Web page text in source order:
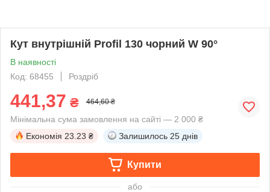
Кут внутрішній Profil 130 чорний W 90°
В наявності
Код: 68455
Роздріб
441,37 ₴ 464,60 ₴
Мінімальна сума замовлення на сайті — 2 000 ₴
Економія 23.23 ₴ Залишилось 25 днів
Купити
або